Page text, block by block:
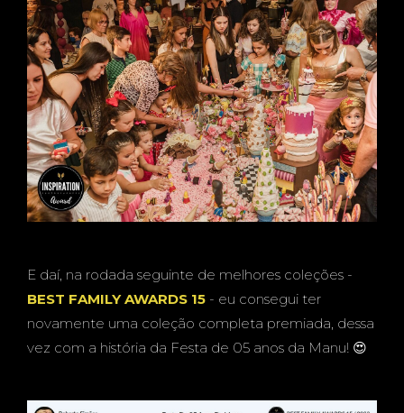
E daí, na rodada seguinte de melhores coleções -
BEST FAMILY AWARDS 15 - eu consegui ter
novamente uma coleção completa premiada, dessa
vez com a história da Festa de 05 anos da Manu! 😍